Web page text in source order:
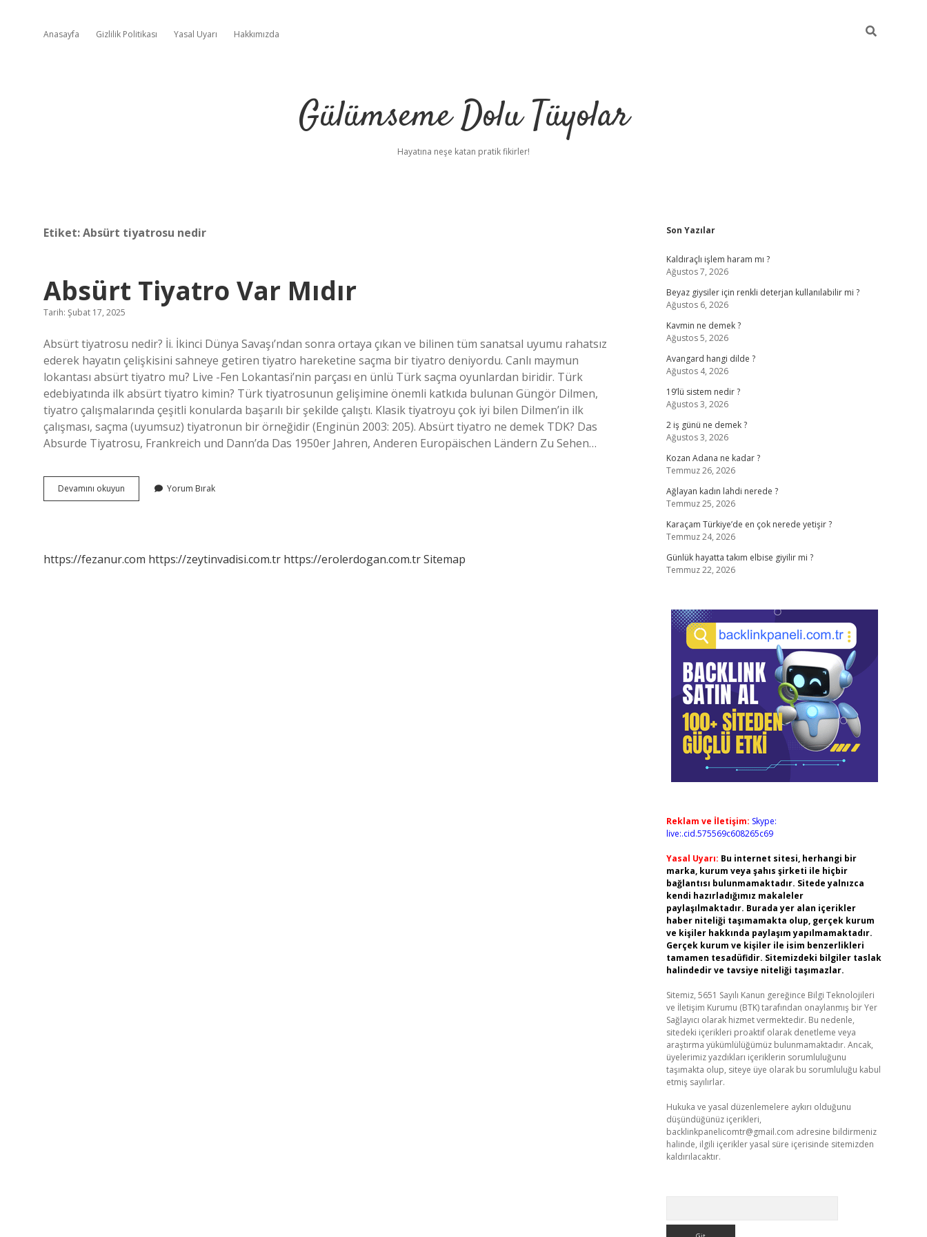
Anasayfa Gizlilik Politikası Yasal Uyarı Hakkımızda
Gülümseme Dolu Tüyolar
Hayatına neşe katan pratik fikirler!
Etiket:Absürt tiyatrosu nedir
Absürt Tiyatro Var Mıdır
Tarih: Şubat 17, 2025
Absürt tiyatrosu nedir? İi. İkinci Dünya Savaşı’ndan sonra ortaya çıkan ve bilinen tüm sanatsal uyumu rahatsız
ederek hayatın çelişkisini sahneye getiren tiyatro hareketine saçma bir tiyatro deniyordu. Canlı maymun
lokantası absürt tiyatro mu? Live -Fen Lokantasi’nin parçası en ünlü Türk saçma oyunlardan biridir. Türk
edebiyatında ilk absürt tiyatro kimin? Türk tiyatrosunun gelişimine önemli katkıda bulunan Güngör Dilmen,
tiyatro çalışmalarında çeşitli konularda başarılı bir şekilde çalıştı. Klasik tiyatroyu çok iyi bilen Dilmen’in ilk
çalışması, saçma (uyumsuz) tiyatronun bir örneğidir (Enginün 2003: 205). Absürt tiyatro ne demek TDK? Das
Absurde Tiyatrosu, Frankreich und Dann’da Das 1950er Jahren, Anderen Europäischen Ländern Zu Sehen…
Devamını okuyun
Tiyatro
Yorum Bırak
https://fezanur.com https://zeytinvadisi.com.tr https://erolerdogan.com.trSitemap
Sidebar
Son Yazılar
Kaldıraçlı işlem haram mı ?
Ağustos 7, 2026
Beyaz giysiler için renkli deterjan kullanılabilir mi ?
Ağustos 6, 2026
Kavmin ne demek ?
Ağustos 5, 2026
Avangard hangi dilde ?
Ağustos 4, 2026
19’lü sistem nedir ?
Ağustos 3, 2026
2 iş günü ne demek ?
Ağustos 3, 2026
Kozan Adana ne kadar ?
Temmuz 26, 2026
Ağlayan kadın lahdi nerede ?
Temmuz 25, 2026
Karaçam Türkiye’de en çok nerede yetişir ?
Temmuz 24, 2026
Günlük hayatta takım elbise giyilir mi ?
Temmuz 22, 2026
Reklam ve İletişim: Skype:
live:.cid.575569c608265c69
Yasal Uyarı: Bu internet sitesi, herhangi bir
marka, kurum veya şahıs şirketi ile hiçbir
bağlantısı bulunmamaktadır. Sitede yalnızca
kendi hazırladığımız makaleler
paylaşılmaktadır. Burada yer alan içerikler
haber niteliği taşımamakta olup, gerçek kurum
ve kişiler hakkında paylaşım yapılmamaktadır.
Gerçek kurum ve kişiler ile isim benzerlikleri
tamamen tesadüfidir. Sitemizdeki bilgiler taslak
halindedir ve tavsiye niteliği taşımazlar.
Sitemiz, 5651 Sayılı Kanun gereğince Bilgi Teknolojileri
ve İletişim Kurumu (BTK) tarafından onaylanmış bir Yer
Sağlayıcı olarak hizmet vermektedir. Bu nedenle,
sitedeki içerikleri proaktif olarak denetleme veya
araştırma yükümlülüğümüz bulunmamaktadır. Ancak,
üyelerimiz yazdıkları içeriklerin sorumluluğunu
taşımakta olup, siteye üye olarak bu sorumluluğu kabul
etmiş sayılırlar.
Hukuka ve yasal düzenlemelere aykırı olduğunu
düşündüğünüz içerikleri,
backlinkpanelicomtr@gmail.com adresine bildirmeniz
halinde, ilgili içerikler yasal süre içerisinde sitemizden
kaldırılacaktır.
ilbet yeni giriş